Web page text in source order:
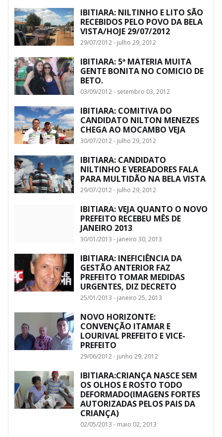
IBITIARA: NILTINHO E LITO SÃO
RECEBIDOS PELO POVO DA BELA
VISTA/HOJE 29/07/2012
29/07/2012 - julho 29, 2012
IBITIARA: 5ª MATERIA MUITA
GENTE BONITA NO COMICIO DE
BETO.
03/09/2012 - setembro 03, 2012
IBITIARA: COMITIVA DO
CANDIDATO NILTON MENEZES
CHEGA AO MOCAMBO VEJA
30/07/2012 - julho 29, 2012
IBITIARA: CANDIDATO
NILTINHO E VEREADORES FALA
PARA MULTIDÃO NA BELA VISTA
29/07/2012 - julho 29, 2012
IBITIARA: VEJA QUANTO O NOVO
PREFEITO RECEBEU MÊS DE
JANEIRO 2013
30/01/2013 - janeiro 30, 2013
IBITIARA: INEFICIÊNCIA DA
GESTÃO ANTERIOR FAZ
PREFEITO TOMAR MEDIDAS
URGENTES, DIZ DECRETO
25/01/2013 - janeiro 25, 2013
NOVO HORIZONTE:
CONVENÇÃO ITAMAR E
LOURIVAL PREFEITO E VICE-
PREFEITO
29/06/2012 - junho 29, 2012
IBITIARA:CRIANÇA NASCE SEM
OS OLHOS E ROSTO TODO
DEFORMADO(IMAGENS FORTES
AUTORIZADAS PELOS PAIS DA
CRIANÇA)
02/05/2013 - maio 02, 2013